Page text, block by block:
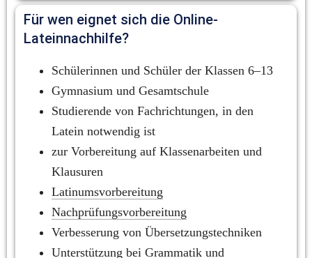
Für wen eignet sich die Online-
Lateinnachhilfe?
Schülerinnen und Schüler der Klassen 6–13
Gymnasium und Gesamtschule
Studierende von Fachrichtungen, in den
Latein notwendig ist
zur Vorbereitung auf Klassenarbeiten und
Klausuren
Latinumsvorbereitung
Nachprüfungsvorbereitung
Verbesserung von Übersetzungstechniken
Unterstützung bei Grammatik und